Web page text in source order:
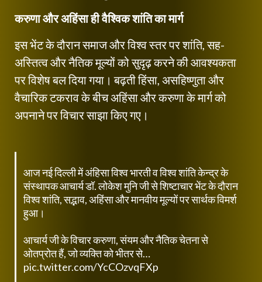
करुणा और अहिंसा ही वैश्विक शांति का मार्ग
इस भेंट के दौरान समाज और विश्व स्तर पर शांति, सह-
अस्तित्व और नैतिक मूल्यों को सुदृढ़ करने की आवश्यकता
पर विशेष बल दिया गया। बढ़ती हिंसा, असहिष्णुता और
वैचारिक टकराव के बीच अहिंसा और करुणा के मार्ग को
अपनाने पर विचार साझा किए गए।
आज नई दिल्ली में अंहिसा विश्व भारती व विश्व शांति केन्द्र के
संस्थापक आचार्य डॉ. लोकेश मुनि जी से शिष्टाचार भेंट के दौरान
विश्व शांति, सद्भाव, अहिंसा और मानवीय मूल्यों पर सार्थक विमर्श
हुआ।
आचार्य जी के विचार करुणा, संयम और नैतिक चेतना से
ओतप्रोत हैं, जो व्यक्ति को भीतर से…
pic.twitter.com/YcCOzvqFXp